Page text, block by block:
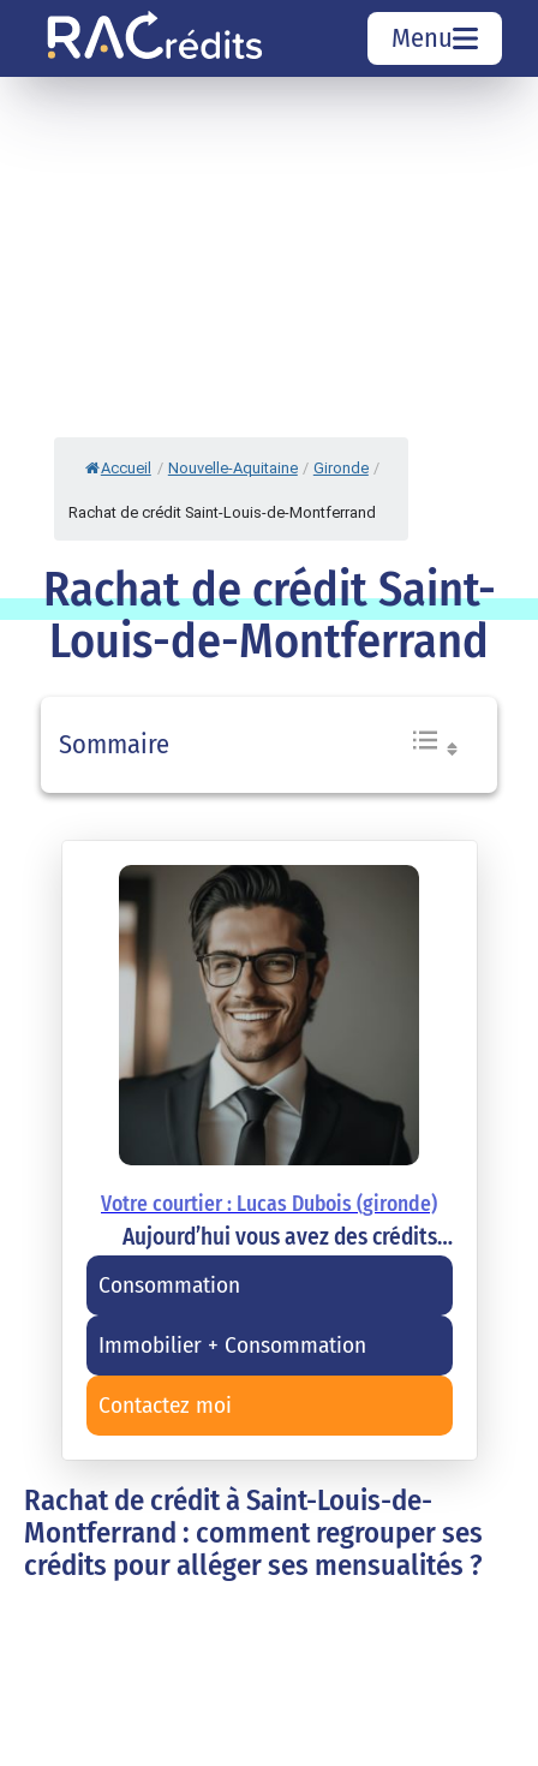
Menu
Accueil / Nouvelle-Aquitaine / Gironde /
Rachat de crédit Saint-Louis-de-Montferrand
Rachat de crédit Saint-
Louis-de-Montferrand
Sommaire
Votre courtier : Lucas Dubois (gironde)
Aujourd’hui vous avez des crédits…
Consommation
Immobilier + Consommation
Contactez moi
Rachat de crédit à Saint-Louis-de-
Montferrand : comment regrouper ses
crédits pour alléger ses mensualités ?